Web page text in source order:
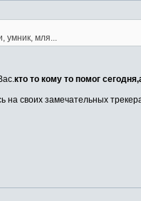
умник, мля...
кто то кому то помог
на своих замечательных